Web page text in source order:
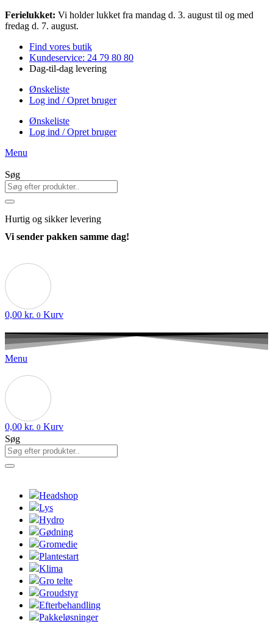
Videre
til
Ferielukket: Vi holder lukket fra mandag d. 3. august til og med
fredag d. 7. august.
Find vores butik
Kundeservice: 24 79 80 80
Dag-til-dag levering
Ønskeliste
Log ind / Opret bruger
Ønskeliste
Log ind / Opret bruger
Menu
Søg
Hurtig og sikker levering
Vi sender pakken samme dag!
0,00 kr. 0 Kurv
Menu
0,00 kr. 0 Kurv
Søg
Headshop
Lys
Hydro
Gødning
Gromedie
Plantestart
Klima
Gro telte
Groudstyr
Efterbehandling
Pakkeløsninger